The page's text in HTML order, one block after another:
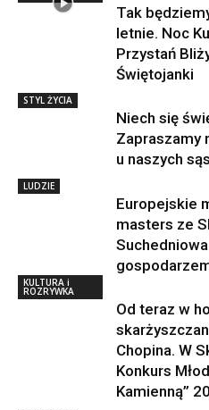
Tak
letnie. Noc
Przystań
Świętojanki
STYL ŻYCIA
Niech się
Zapraszamy
u naszych
LUDZIE
Europejskie
masters ze
KULTURA i
ROZRYWKA
Od teraz w
Chopina. W
Konkurs
Kamienną”